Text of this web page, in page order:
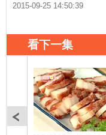
2015-09-25 14:50:39
看下一集